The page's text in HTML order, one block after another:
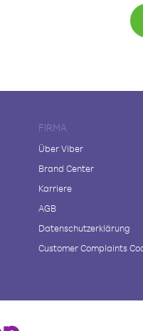
FIRMA
Über Viber
Brand Center
Karriere
AGB
Datenschutzerklärung
Customer Complaints